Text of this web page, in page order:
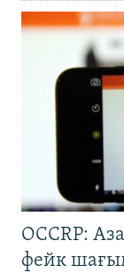
OCCRP:
фейк